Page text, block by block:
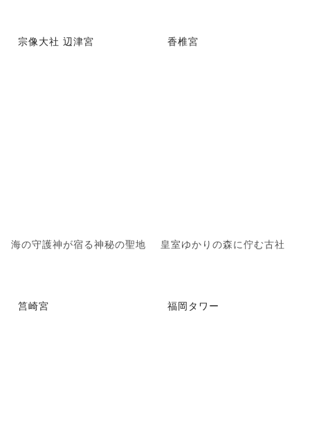
宗像大社 辺津宮
海の守護神が宿る神秘の聖地
香椎宮
皇室ゆかりの森に佇む古社
筥崎宮 福岡タワー